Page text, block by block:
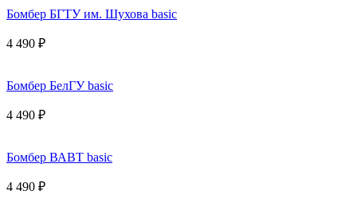
Бомбер БГТУ им. Шухова basic
4 490 ₽
Бомбер БелГУ basic
4 490 ₽
Бомбер ВАВТ basic
4 490 ₽